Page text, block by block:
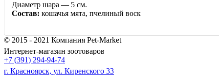
Диаметр шара — 5 см.
Состав: кошачья мята, пчелиный воск
© 2015 - 2021 Компания Pet-Market
Интернет-магазин зоотоваров
+7 (391) 294-94-74
г. Красноярск, ул. Киренского 33